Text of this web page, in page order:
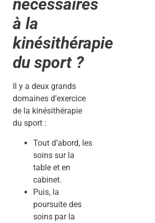
nécessaires
à la
kinésithérapie
du sport ?
Il y a deux grands
domaines d’exercice
de la kinésithérapie
du sport :
Tout d’abord, les
soins sur la
table et en
cabinet.
Puis, la
poursuite des
soins par la